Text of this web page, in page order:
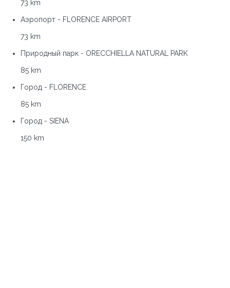
73 km
Аэропорт - FLORENCE AIRPORT
73 km
Природный парк - ORECCHIELLA NATURAL PARK
85 km
Город - FLORENCE
85 km
Город - SIENA
150 km